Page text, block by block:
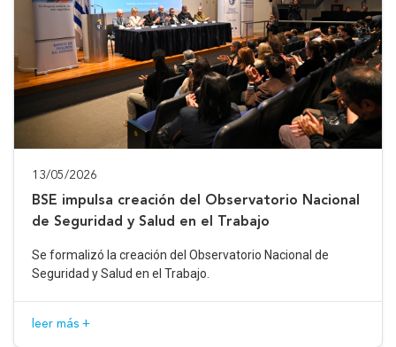
13/05/2026
BSE impulsa creación del Observatorio Nacional
de Seguridad y Salud en el Trabajo
Se formalizó la creación del Observatorio Nacional de
Seguridad y Salud en el Trabajo.
leer más +